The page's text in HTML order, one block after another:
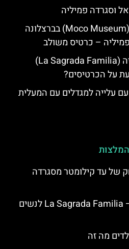
וסגרדה פמיליה
כרטיסים למוזיאון מוקו (Moco Museum) בברצלונה
– כרטיס משולב
קתדרלת הסגרדה פמיליה (La Sagrada Familia)
על הכרטיסים?
עלייה למגדלים עם המעלית
המלצות
של עד קילומטר מסגרדה
כנסיית סגרדה פמיליה – La Sagrada Familia לנשים
מה זה